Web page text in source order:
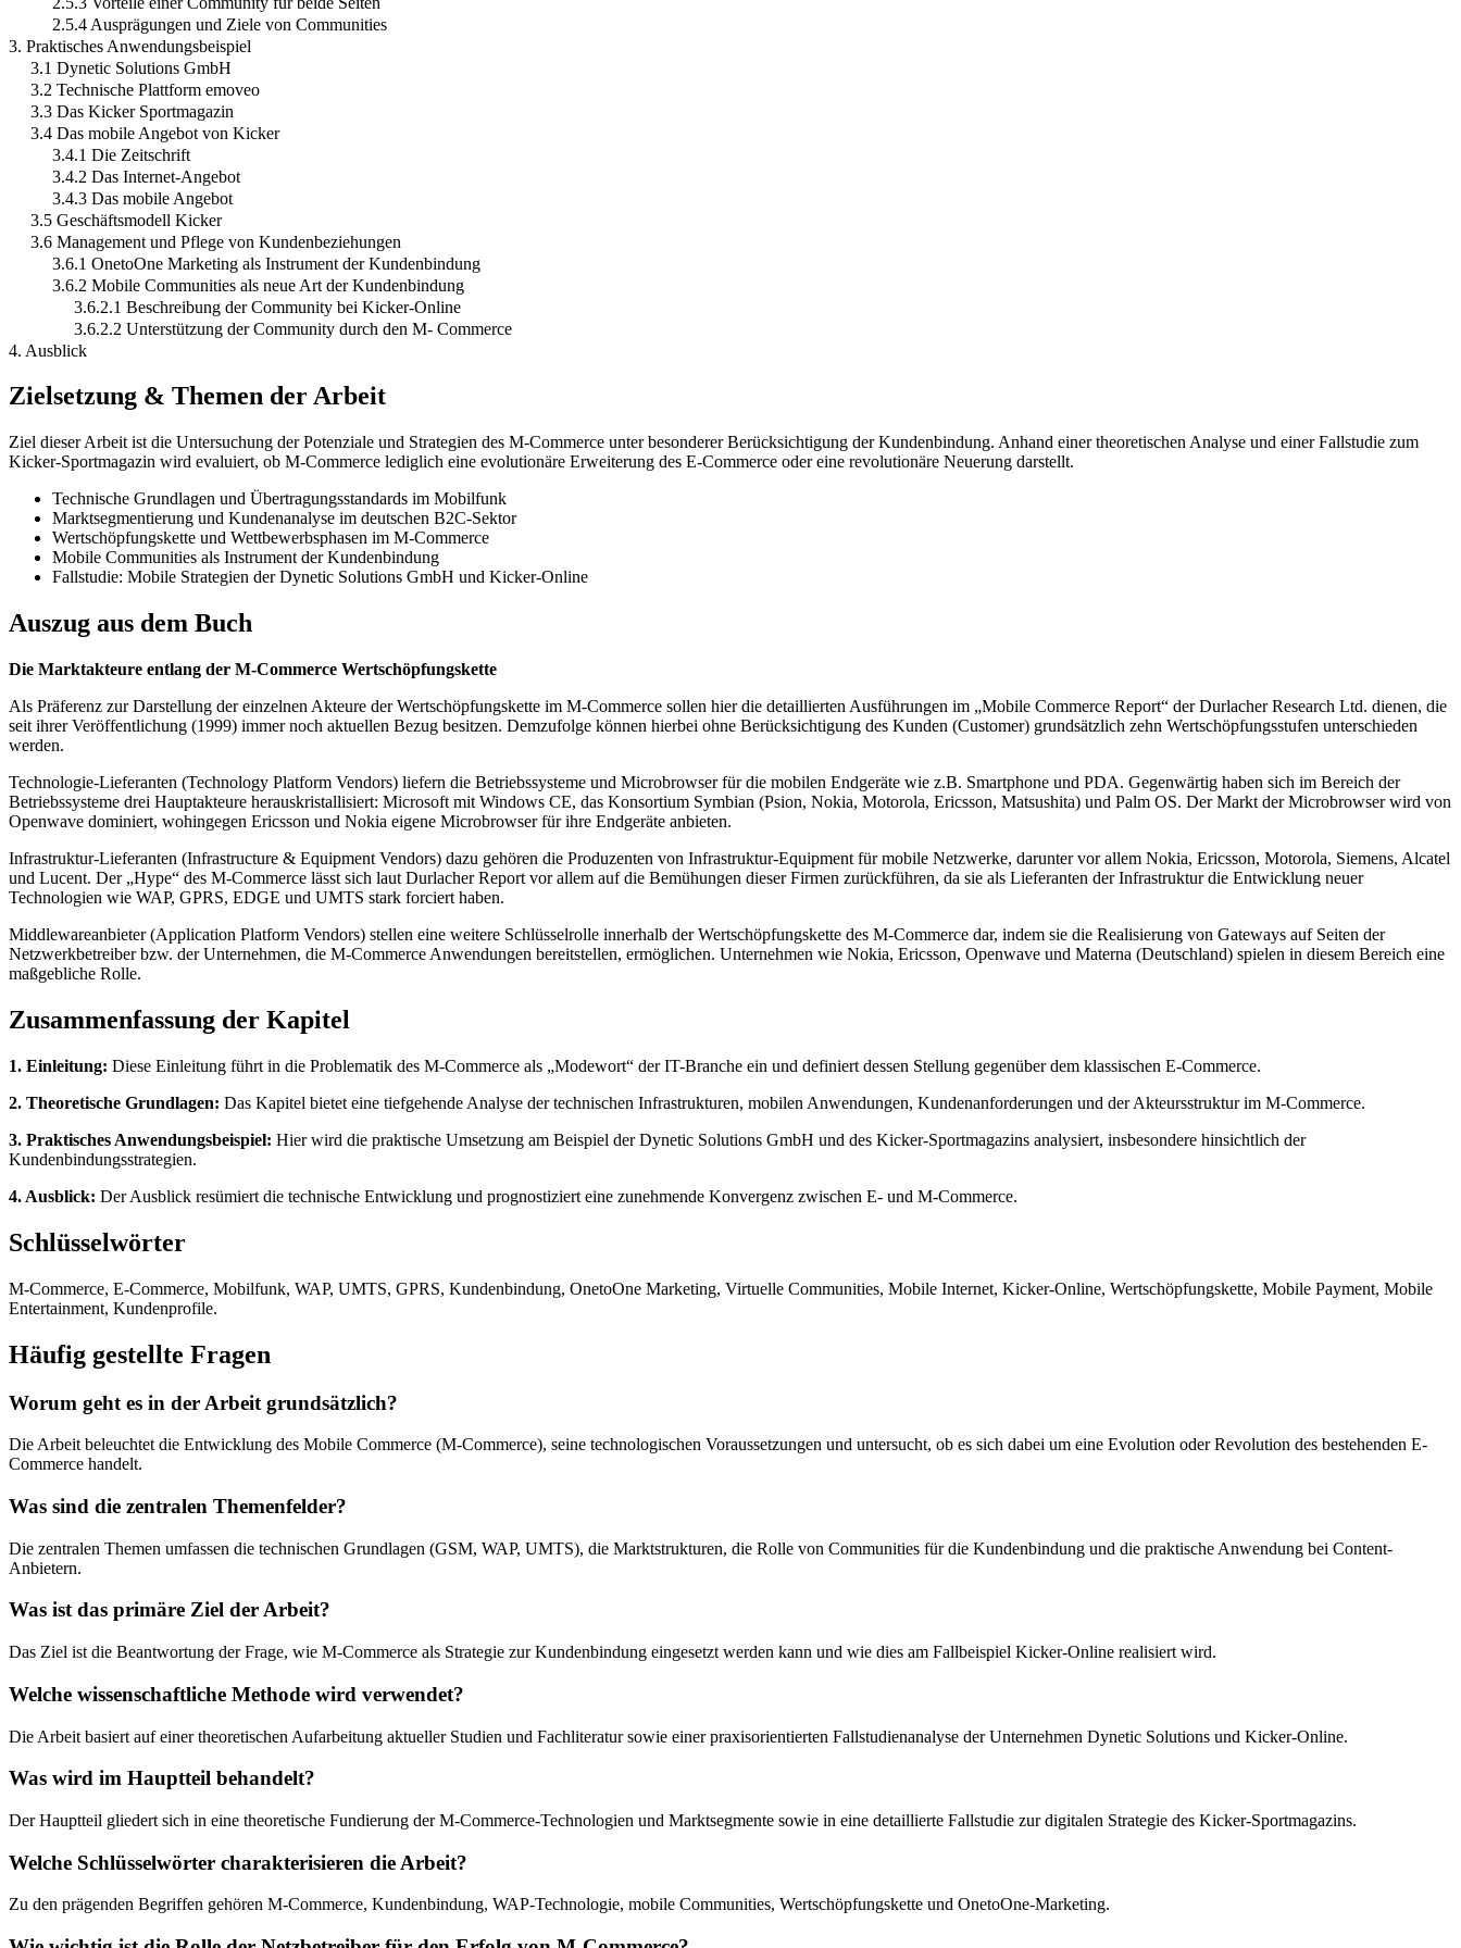
2.5.4 Ausprägungen und Ziele von Communities
3. Praktisches Anwendungsbeispiel
3.1 Dynetic Solutions GmbH
3.2 Technische Plattform emoveo
3.3 Das Kicker Sportmagazin
3.4 Das mobile Angebot von Kicker
3.4.1 Die Zeitschrift
3.4.2 Das Internet-Angebot
3.4.3 Das mobile Angebot
3.5 Geschäftsmodell Kicker
3.6 Management und Pflege von Kundenbeziehungen
3.6.1 OnetoOne Marketing als Instrument der Kundenbindung
3.6.2 Mobile Communities als neue Art der Kundenbindung
3.6.2.1 Beschreibung der Community bei Kicker-Online
3.6.2.2 Unterstützung der Community durch den M- Commerce
4. Ausblick
Zielsetzung & Themen der Arbeit
Ziel dieser Arbeit ist die Untersuchung der Potenziale und Strategien des M-Commerce unter besonderer Berücksichtigung der Kundenbindung. Anhand einer theoretischen Analyse und einer Fallstudie zum
Kicker-Sportmagazin wird evaluiert, ob M-Commerce lediglich eine evolutionäre Erweiterung des E-Commerce oder eine revolutionäre Neuerung darstellt.
Technische Grundlagen und Übertragungsstandards im Mobilfunk
Marktsegmentierung und Kundenanalyse im deutschen B2C-Sektor
Wertschöpfungskette und Wettbewerbsphasen im M-Commerce
Mobile Communities als Instrument der Kundenbindung
Fallstudie: Mobile Strategien der Dynetic Solutions GmbH und Kicker-Online
Auszug aus dem Buch
Die Marktakteure entlang der M-Commerce Wertschöpfungskette
Als Präferenz zur Darstellung der einzelnen Akteure der Wertschöpfungskette im M-Commerce sollen hier die detaillierten Ausführungen im „Mobile Commerce Report“ der Durlacher Research Ltd. dienen, die
seit ihrer Veröffentlichung (1999) immer noch aktuellen Bezug besitzen. Demzufolge können hierbei ohne Berücksichtigung des Kunden (Customer) grundsätzlich zehn Wertschöpfungsstufen unterschieden
werden.
Technologie-Lieferanten (Technology Platform Vendors) liefern die Betriebssysteme und Microbrowser für die mobilen Endgeräte wie z.B. Smartphone und PDA. Gegenwärtig haben sich im Bereich der
Betriebssysteme drei Hauptakteure herauskristallisiert: Microsoft mit Windows CE, das Konsortium Symbian (Psion, Nokia, Motorola, Ericsson, Matsushita) und Palm OS. Der Markt der Microbrowser wird von
Openwave dominiert, wohingegen Ericsson und Nokia eigene Microbrowser für ihre Endgeräte anbieten.
Infrastruktur-Lieferanten (Infrastructure & Equipment Vendors) dazu gehören die Produzenten von Infrastruktur-Equipment für mobile Netzwerke, darunter vor allem Nokia, Ericsson, Motorola, Siemens, Alcatel
und Lucent. Der „Hype“ des M-Commerce lässt sich laut Durlacher Report vor allem auf die Bemühungen dieser Firmen zurückführen, da sie als Lieferanten der Infrastruktur die Entwicklung neuer
Technologien wie WAP, GPRS, EDGE und UMTS stark forciert haben.
Middlewareanbieter (Application Platform Vendors) stellen eine weitere Schlüsselrolle innerhalb der Wertschöpfungskette des M-Commerce dar, indem sie die Realisierung von Gateways auf Seiten der
Netzwerkbetreiber bzw. der Unternehmen, die M-Commerce Anwendungen bereitstellen, ermöglichen. Unternehmen wie Nokia, Ericsson, Openwave und Materna (Deutschland) spielen in diesem Bereich eine
maßgebliche Rolle.
Zusammenfassung der Kapitel
1. Einleitung: Diese Einleitung führt in die Problematik des M-Commerce als „Modewort“ der IT-Branche ein und definiert dessen Stellung gegenüber dem klassischen E-Commerce.
2. Theoretische Grundlagen: Das Kapitel bietet eine tiefgehende Analyse der technischen Infrastrukturen, mobilen Anwendungen, Kundenanforderungen und der Akteursstruktur im M-Commerce.
3. Praktisches Anwendungsbeispiel: Hier wird die praktische Umsetzung am Beispiel der Dynetic Solutions GmbH und des Kicker-Sportmagazins analysiert, insbesondere hinsichtlich der
Kundenbindungsstrategien.
4. Ausblick: Der Ausblick resümiert die technische Entwicklung und prognostiziert eine zunehmende Konvergenz zwischen E- und M-Commerce.
Schlüsselwörter
M-Commerce, E-Commerce, Mobilfunk, WAP, UMTS, GPRS, Kundenbindung, OnetoOne Marketing, Virtuelle Communities, Mobile Internet, Kicker-Online, Wertschöpfungskette, Mobile Payment, Mobile
Entertainment, Kundenprofile.
Häufig gestellte Fragen
Worum geht es in der Arbeit grundsätzlich?
Die Arbeit beleuchtet die Entwicklung des Mobile Commerce (M-Commerce), seine technologischen Voraussetzungen und untersucht, ob es sich dabei um eine Evolution oder Revolution des bestehenden E-
Commerce handelt.
Was sind die zentralen Themenfelder?
Die zentralen Themen umfassen die technischen Grundlagen (GSM, WAP, UMTS), die Marktstrukturen, die Rolle von Communities für die Kundenbindung und die praktische Anwendung bei Content-
Anbietern.
Was ist das primäre Ziel der Arbeit?
Das Ziel ist die Beantwortung der Frage, wie M-Commerce als Strategie zur Kundenbindung eingesetzt werden kann und wie dies am Fallbeispiel Kicker-Online realisiert wird.
Welche wissenschaftliche Methode wird verwendet?
Die Arbeit basiert auf einer theoretischen Aufarbeitung aktueller Studien und Fachliteratur sowie einer praxisorientierten Fallstudienanalyse der Unternehmen Dynetic Solutions und Kicker-Online.
Was wird im Hauptteil behandelt?
Der Hauptteil gliedert sich in eine theoretische Fundierung der M-Commerce-Technologien und Marktsegmente sowie in eine detaillierte Fallstudie zur digitalen Strategie des Kicker-Sportmagazins.
Welche Schlüsselwörter charakterisieren die Arbeit?
Zu den prägenden Begriffen gehören M-Commerce, Kundenbindung, WAP-Technologie, mobile Communities, Wertschöpfungskette und OnetoOne-Marketing.